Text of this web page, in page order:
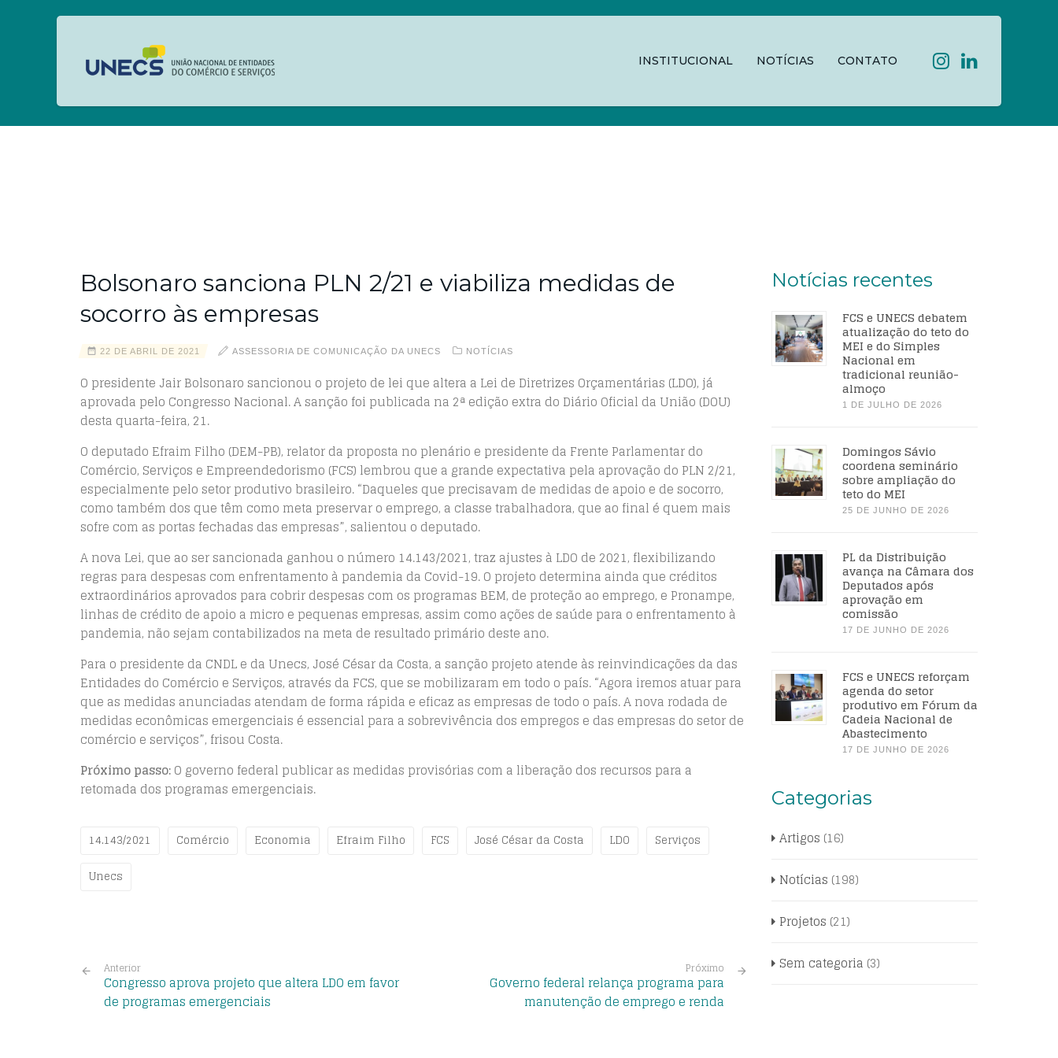
INSTITUCIONAL NOTÍCIAS CONTATO
Bolsonaro sanciona PLN 2/21 e viabiliza medidas de
socorro às empresas
22 DE ABRIL DE 2021 ASSESSORIA DE COMUNICAÇÃO DA UNECS NOTÍCIAS
O presidente Jair Bolsonaro sancionou o projeto de lei que altera a Lei de Diretrizes Orçamentárias (LDO), já
aprovada pelo Congresso Nacional. A sanção foi publicada na 2ª edição extra do Diário Oficial da União (DOU)
desta quarta-feira, 21.
O deputado Efraim Filho (DEM-PB), relator da proposta no plenário e presidente da Frente Parlamentar do
Comércio, Serviços e Empreendedorismo (FCS) lembrou que a grande expectativa pela aprovação do PLN 2/21,
especialmente pelo setor produtivo brasileiro. “Daqueles que precisavam de medidas de apoio e de socorro,
como também dos que têm como meta preservar o emprego, a classe trabalhadora, que ao final é quem mais
sofre com as portas fechadas das empresas”, salientou o deputado.
A nova Lei, que ao ser sancionada ganhou o número 14.143/2021, traz ajustes à LDO de 2021, flexibilizando
regras para despesas com enfrentamento à pandemia da Covid-19. O projeto determina ainda que créditos
extraordinários aprovados para cobrir despesas com os programas BEM, de proteção ao emprego, e Pronampe,
linhas de crédito de apoio a micro e pequenas empresas, assim como ações de saúde para o enfrentamento à
pandemia, não sejam contabilizados na meta de resultado primário deste ano.
Para o presidente da CNDL e da Unecs, José César da Costa, a sanção projeto atende às reinvindicações da das
Entidades do Comércio e Serviços, através da FCS, que se mobilizaram em todo o país. “Agora iremos atuar para
que as medidas anunciadas atendam de forma rápida e eficaz as empresas de todo o país. A nova rodada de
medidas econômicas emergenciais é essencial para a sobrevivência dos empregos e das empresas do setor de
comércio e serviços”, frisou Costa.
Próximo passo:O governo federal publicar as medidas provisórias com a liberação dos recursos para a
retomada dos programas emergenciais.
14.143/2021 Comércio Economia Efraim Filho FCS José César da Costa LDO
Serviços
Unecs
Anterior
Congresso aprova projeto que altera LDO em favor
de programas emergenciais
Próximo
Governo federal relança programa para
manutenção de emprego e renda
Notícias recentes
FCS e UNECS debatem
atualização do teto do
MEI e do Simples
Nacional em
tradicional reunião-
almoço
1 DE JULHO DE 2026
Domingos Sávio
coordena seminário
sobre ampliação do
teto do MEI
25 DE JUNHO DE 2026
PL da Distribuição
avança na Câmara dos
Deputados após
aprovação em
comissão
17 DE JUNHO DE 2026
FCS e UNECS reforçam
agenda do setor
produtivo em Fórum da
Cadeia Nacional de
Abastecimento
17 DE JUNHO DE 2026
Categorias
Artigos (16)
Notícias (198)
Projetos (21)
Sem categoria (3)